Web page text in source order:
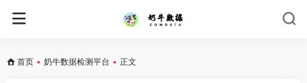
首页 • 奶牛数据检测平台 • 正文